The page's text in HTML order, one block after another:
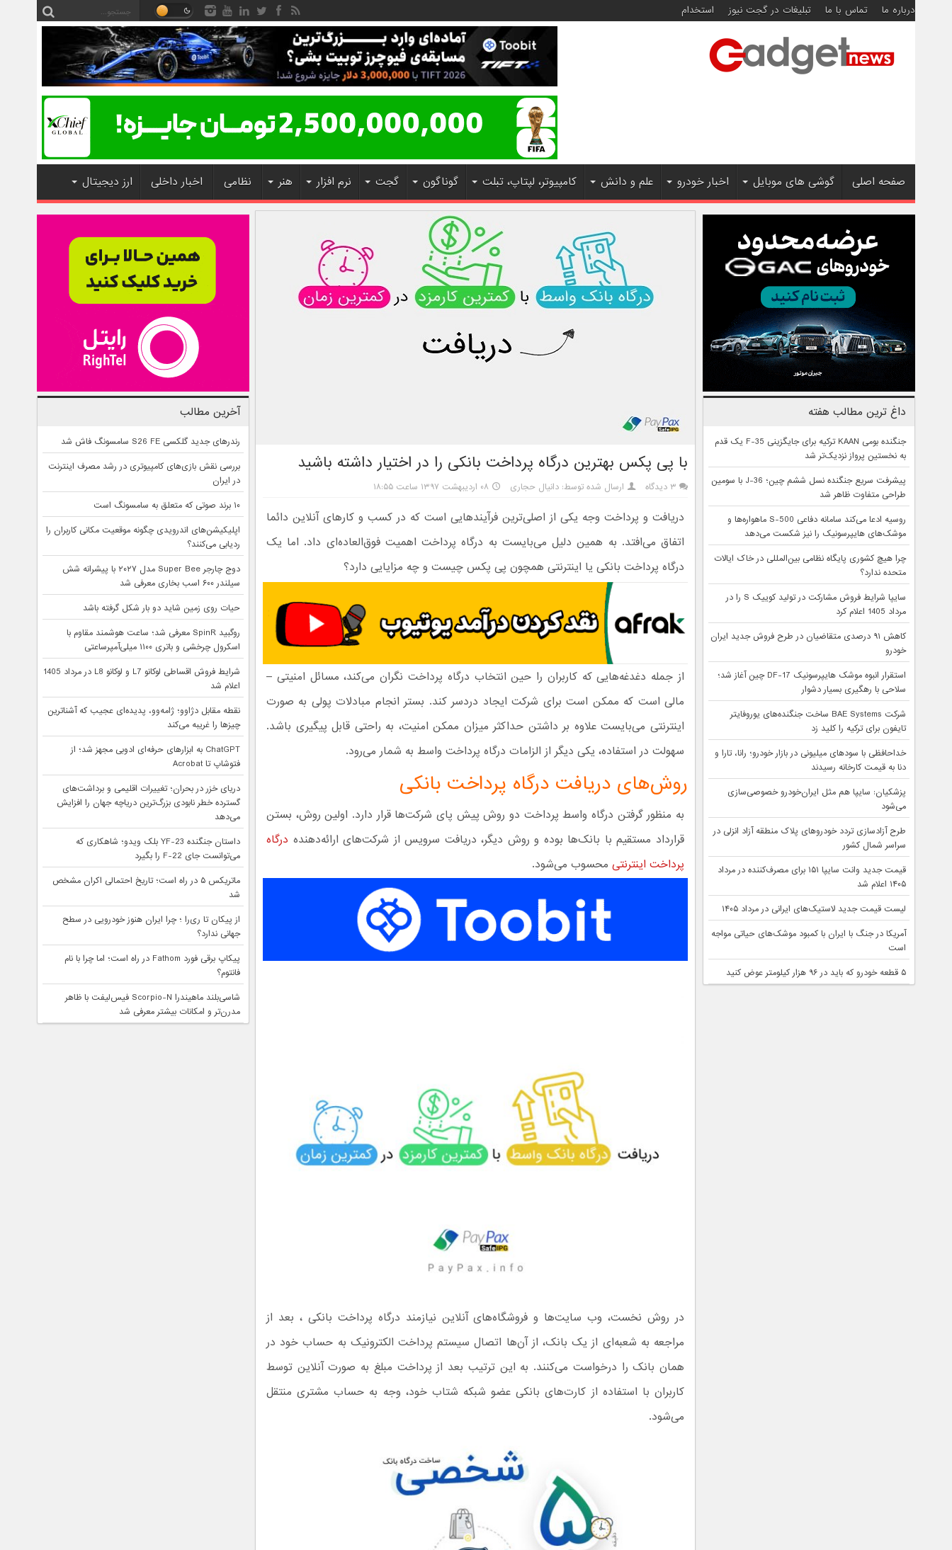
درباره ما تماس با ما تبلیغات در گجت نیوز استخدام
صفحه اصلی گوشی های موبایل اخبار خودرو علم و دانش کامپیوتر، لپتاپ، تبلت گوناگون گجت نرم افزار هنر نظامی اخبار داخلی ارز دیجیتال
با پی پکس بهترین درگاه پرداخت بانکی را در اختیار داشته باشید
۳ دیدگاه ارسال شده توسط: دانیال حجاری ۰۸ اردیبهشت ۱۳۹۷ ساعت ۱۸:۵۵
دریافت و پرداخت وجه یکی از اصلی‌ترین فرآیندهایی است که در کسب و کارهای آنلاین دائما
اتفاق می‌افتد. به همین دلیل می‌بایست به درگاه پرداخت اهمیت فوق‌العاده‌ای داد. اما یک
درگاه پرداخت بانکی یا اینترنتی همچون پی پکس چیست و چه مزایایی دارد؟
از جمله دغدغه‌هایی که کاربران را حین انتخاب درگاه پرداخت نگران می‌کند، مسائل امنیتی –
مالی است که ممکن است برای شرکت ایجاد دردسر کند. بستر انجام مبادلات پولی به صورت
اینترنتی می‌بایست علاوه بر داشتن حداکثر میزان ممکن امنیت، به راحتی قابل پیگیری باشد.
سهولت در استفاده، یکی دیگر از الزامات درگاه پرداخت واسط به شمار می‌رود.
روش‌های دریافت درگاه پرداخت بانکی
به منظور گرفتن درگاه واسط پرداخت دو روش پیش پای شرکت‌ها قرار دارد. اولین روش، بستن
قرارداد مستقیم با بانک‌ها بوده و روش دیگر، دریافت سرویس از شرکت‌های ارائه‌دهنده درگاه
پرداخت اینترنتی محسوب می‌شود.
در روش نخست، وب سایت‌ها و فروشگاه‌های آنلاین نیازمند درگاه پرداخت بانکی ، بعد از
مراجعه به شعبه‌ای از یک بانک، از آن‌ها اتصال سیستم پرداخت الکترونیک به حساب خود در
همان بانک را درخواست می‌کنند. به این ترتیب بعد از پرداخت مبلغ به صورت آنلاین توسط
کاربران با استفاده از کارت‌های بانکی عضو شبکه شتاب خود، وجه به حساب مشتری منتقل
می‌شود.
داغ ترین مطالب هفته
جنگنده بومی KAAN ترکیه برای جایگزینی F-35 یک قدم
به نخستین پرواز نزدیک‌تر شد
پیشرفت سریع جنگنده نسل ششم چین؛ J-36 با سومین
طراحی متفاوت ظاهر شد
روسیه ادعا می‌کند سامانه دفاعی S-500 ماهواره‌ها و
موشک‌های هایپرسونیک را نیز شکست می‌دهد
چرا هیچ کشوری پایگاه نظامی بین‌المللی در خاک ایالات
متحده ندارد؟
سایپا شرایط فروش مشارکت در تولید کوییک S را در
مرداد 1405 اعلام کرد
کاهش ۹۱ درصدی متقاضیان در طرح فروش جدید ایران
خودرو
استقرار انبوه موشک هایپرسونیک DF-17 چین آغاز شد؛
سلاحی با رهگیری بسیار دشوار
شرکت BAE Systems ساخت جنگنده‌های یوروفایتر
تایفون برای ترکیه را کلید زد
خداحافظی با سودهای میلیونی در بازار خودرو؛ رانا، تارا و
دنا به قیمت کارخانه رسیدند
پزشکیان: سایپا هم مثل ایران‌خودرو خصوصی‌سازی
می‌شود
طرح آزادسازی تردد خودروهای پلاک منطقه آزاد انزلی در
سراسر شمال کشور
قیمت جدید وانت سایپا ۱۵۱ برای مصرف‌کننده در مرداد
۱۴۰۵ اعلام شد
لیست قیمت جدید لاستیک‌های ایرانی در مرداد ۱۴۰۵
آمریکا در جنگ با ایران با کمبود موشک‌های حیاتی مواجه
است
۵ قطعه خودرو که باید در ۹۶ هزار کیلومتر عوض کنید
آخرین مطالب
رندرهای جدید گلکسی S26 FE سامسونگ فاش شد
بررسی نقش بازی‌های کامپیوتری در رشد مصرف اینترنت
در ایران
۱۰ برند صوتی که متعلق به سامسونگ است
اپلیکیشن‌های اندرویدی چگونه موقعیت مکانی کاربران را
ردیابی می‌کنند؟
دوج چارجر Super Bee مدل ۲۰۲۷ با پیشرانه شش
سیلندر ۶۰۰ اسب بخاری معرفی شد
حیات روی زمین شاید دو بار شکل گرفته باشد
روگبید SpinR معرفی شد؛ ساعت هوشمند مقاوم با
اسکرول چرخشی و باتری ۱۱۰۰ میلی‌آمپرساعتی
شرایط فروش اقساطی لوکانو L7 و لوکانو L8 در مرداد 1405
اعلام شد
نقطه مقابل دژاوو؛ ژامه‌وو، پدیده‌ای عجیب که آشناترین
چیزها را غریبه می‌کند
ChatGPT به ابزارهای حرفه‌ای ادوبی مجهز شد؛ از
فتوشاپ تا Acrobat
دریای خزر در بحران؛ تغییرات اقلیمی و برداشت‌های
گسترده خطر نابودی بزرگ‌ترین دریاچه جهان را افزایش
می‌دهد
داستان جنگنده YF-23 بلک ویدو؛ شاهکاری که
می‌توانست جای F-22 را بگیرد
ماتریکس ۵ در راه است؛ تاریخ احتمالی اکران مشخص
شد
از پیکان تا ری‌را ؛ چرا ایران هنوز خودرویی در سطح
جهانی ندارد؟
پیکاپ برقی فورد Fathom در راه است؛ اما چرا با نام
فانتوم؟
شاسی‌بلند ماهیندرا Scorpio-N فیس‌لیفت با ظاهر
مدرن‌تر و امکانات بیشتر معرفی شد